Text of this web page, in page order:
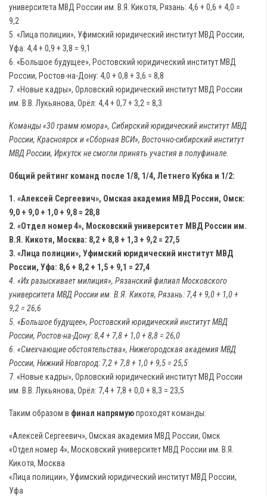
университета МВД России им. В.Я. Кикотя, Рязань: 4,6 + 0,6 + 4,0 =
9,2
5. «Лица полиции», Уфимский юридический институт МВД России,
Уфа: 4,4 + 0,9 + 3,8 = 9,1
6. «Большое будущее», Ростовский юридический институт МВД
России, Ростов-на-Дону: 4,0 + 0,8 + 3,6 = 8,8
7. «Новые кадры», Орловский юридический институт МВД России
им. В.В. Лукьянова, Орёл: 4,4 + 0,7 + 3,2 = 8,3
Команды «30 грамм юмора», Сибирский юридический институт МВД
России, Красноярск и «Сборная ВСИ», Восточно-сибирский институт
МВД России, Иркутск не смогли принять участия в полуфинале.
Общий рейтинг команд после 1/8, 1/4, Летнего Кубка и 1/2:
1. «Алексей Сергеевич», Омская академия МВД России, Омск:
9,0 + 9,0 + 1,0 + 9,8 = 28,8
2. «Отдел номер 4», Московский университет МВД России им.
В.Я. Кикотя, Москва: 8,2 + 8,8 + 1,3 + 9,2 = 27,5
3. «Лица полиции», Уфимский юридический институт МВД
России, Уфа: 8,6 + 8,2 + 1,5 + 9,1 = 27,4
4. «Их разыскивает милиция», Рязанский филиал Московского
университета МВД России им. В.Я. Кикотя, Рязань: 7,4 + 9,0 + 1,0 +
9,2 = 26,6
5. «Большое будущее», Ростовский юридический институт МВД
России, Ростов-на-Дону: 8,4 + 7,8 + 1,0 + 8,8 = 26,0
6. «Смехчающие обстоятельства», Нижегородская академия МВД
России, Нижний Новгород: 7,2 + 7,8 + 1,0 + 9,5 = 25,5
7. «Новые кадры», Орловский юридический институт МВД России
им. В.В. Лукьянова, Орёл: 7,4 + 7,8 + 0,0 + 8,3 = 23,5
Таким образом в финал напрямуюпроходят команды:
«Алексей Сергеевич», Омская академия МВД России, Омск
«Отдел номер 4», Московский университет МВД России им. В.Я.
Кикотя, Москва
«Лица полиции», Уфимский юридический институт МВД России,
Уфа